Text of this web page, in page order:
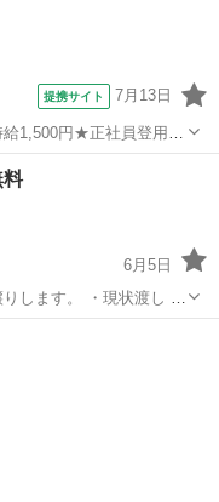
提携サイト 7月13日
給1,500円★正社員登用制
！無料駐車場あり！《三
6月5日
現状渡し ・
・動作保証はありません